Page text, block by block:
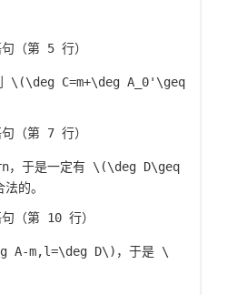
（第 5 行）
\(\deg C=m+\deg A_0'\geq
（第 7 行）
，于是一定有 \(\deg D\geq
的。
（第 10 行）
A-m,l=\deg D\) ，于是 \